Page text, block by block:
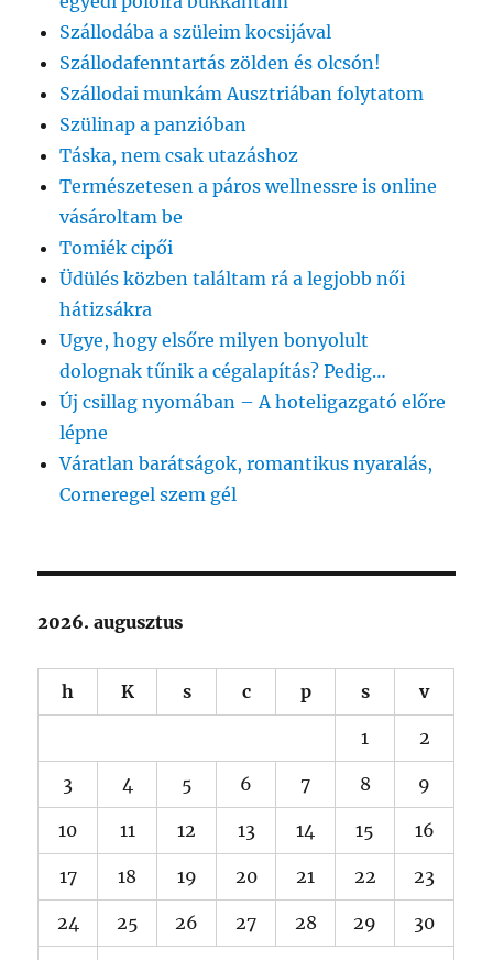
Szállodába a szüleim kocsijával
Szállodafenntartás zölden és olcsón!
Szállodai munkám Ausztriában folytatom
Szülinap a panzióban
Táska, nem csak utazáshoz
Természetesen a páros wellnessre is online
vásároltam be
Tomiék cipői
Üdülés közben találtam rá a legjobb női
hátizsákra
Ugye, hogy elsőre milyen bonyolult
dolognak tűnik a cégalapítás? Pedig…
Új csillag nyomában – A hoteligazgató előre
lépne
Váratlan barátságok, romantikus nyaralás,
Corneregel szem gél
2026. augusztus
h K s c p s v
1 2
3 4 5 6 7 8 9
10 11 12 13 14 15 16
17 18 19 20 21 22 23
24 25 26 27 28 29 30